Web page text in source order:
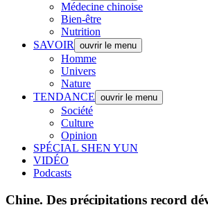
Médecine chinoise
Bien-être
Nutrition
SAVOIR
ouvrir le menu
Homme
Univers
Nature
TENDANCE ouvrir le menu
Société
Culture
Opinion
SPÉCIAL SHEN YUN
VIDÉO
Podcasts
Chine. Des précipitations record